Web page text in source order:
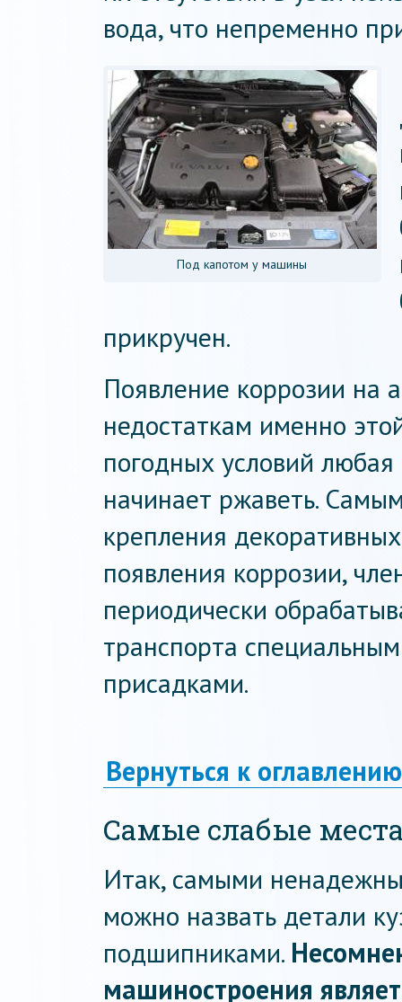
вода, что непременно
Под капотом у машины
прикручен.
Появление коррозии на
недостаткам именно
погодных условий
начинает ржаветь.
крепления
появления коррозии,
периодически
транспорта
присадками.
Вернуться к оглавлению
Самые слабые
Итак, самыми
можно назвать детали
подшипниками.
машиностроения